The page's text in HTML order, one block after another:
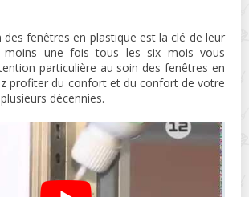
fenêtres en plastique est la clé de leur
moins une fois tous les six mois vous
particulière au soin des fenêtres en
profiter du confort et du confort de votre
décennies.